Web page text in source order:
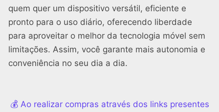
quem quer um dispositivo versátil, eficiente e
pronto para o uso diário, oferecendo liberdade
para aproveitar o melhor da tecnologia móvel sem
limitações. Assim, você garante mais autonomia e
conveniência no seu dia a dia.
💰 Ao realizar compras através dos links presentes